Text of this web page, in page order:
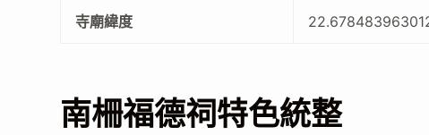
寺廟緯度
南柵福德祠特色統整